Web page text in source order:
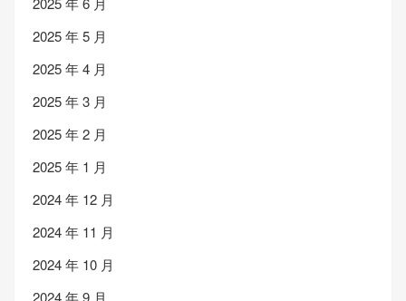
2025 年 5 月
2025 年 4 月
2025 年 3 月
2025 年 2 月
2025 年 1 月
2024 年 12 月
2024 年 11 月
2024 年 10 月
2024 年 9 月